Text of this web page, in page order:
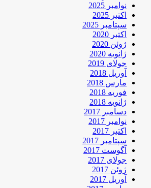
نوامبر 2025
اکتبر 2025
سپتامبر 2025
اکتبر 2020
ژوئن 2020
ژانویه 2020
جولای 2019
آوریل 2018
مارس 2018
فوریه 2018
ژانویه 2018
دسامبر 2017
نوامبر 2017
اکتبر 2017
سپتامبر 2017
آگوست 2017
جولای 2017
ژوئن 2017
آوریل 2017